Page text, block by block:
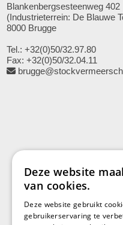
Blankenbergsesteenweg 402
(Industrieterrein: De Blauwe
8000 Brugge
Tel.: +32(0)50/32.97.80
Fax: +32(0)50/32.04.11
Leveringen
Deze website
van cookies.
Deze website gebruikt
gebruikerservaring te